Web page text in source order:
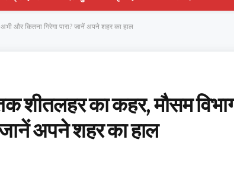
और कितना गिरेगा पारा? जानें अपने शहर का हाल
शीतलहर का कहर, मौसम
जानें अपने शहर का हाल